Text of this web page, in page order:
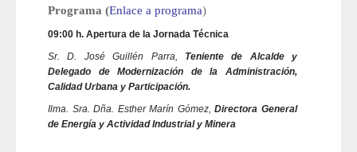
Programa (Enlace a programa)
09:00 h. Apertura de la Jornada Técnica
Sr. D. José Guillén Parra, Teniente de Alcalde y
Delegado de Modernización de la Administración,
Calidad Urbana y Participación.
Ilma. Sra. Dña. Esther Marín Gómez,Directora General
de Energía y Actividad Industrial y Minera